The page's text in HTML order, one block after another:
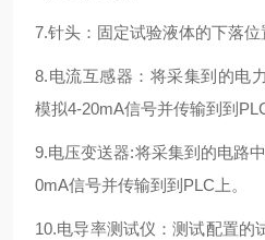
7.针头：固定试验液体的下落位
8.电流互感器：将采集到的电
模拟4-20mA信号并传输到到
9.电压变送器:将采集到的电路
0mA信号并传输到到PLC上。
10.电导率测试仪：测试配置的